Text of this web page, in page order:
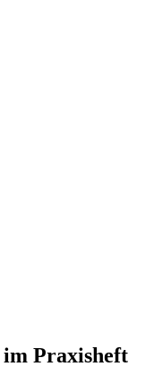
Praxisheft